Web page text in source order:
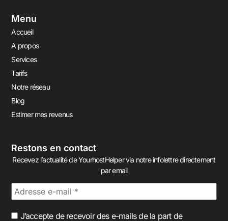
Menu
Accueil
A propos
Services
Tarifs
Notre réseau
Blog
Estimer mes revenus
Restons en contact
Recevez l’actualité de YourhostHelper via notre infolettre directement
par email
J’accepte de recevoir des e-mails de la part de